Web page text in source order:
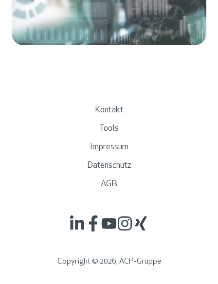
Kontakt
Tools
Impressum
Datenschutz
AGB
Copyright © 2026, ACP-Gruppe